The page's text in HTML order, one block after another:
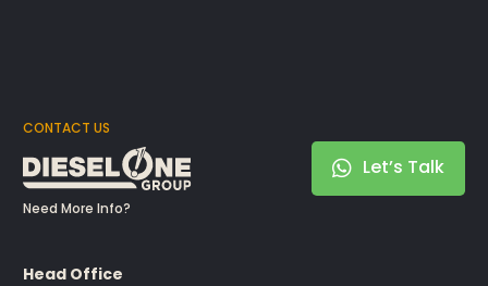
CONTACT US
Need More Info?
Let’s Talk
Head Office